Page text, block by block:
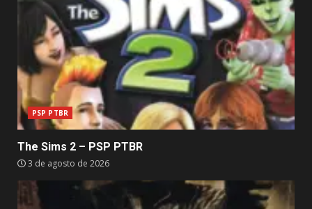
PSP PTBR
The Sims 2 – PSP PTBR
3 de agosto de 2026